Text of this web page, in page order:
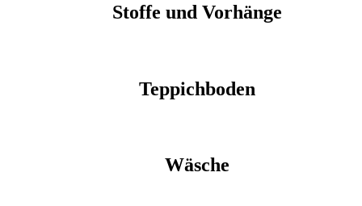
Stoffe und Vorhänge
Teppichboden
Wäsche